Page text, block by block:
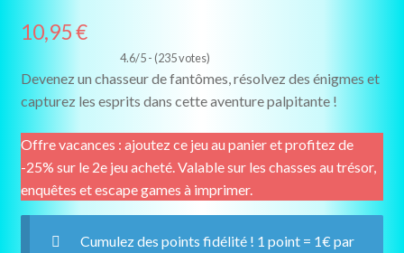
10,95€
4.6/5 - (235 votes)
Devenez un chasseur de fantômes, résolvez des énigmes et
capturez les esprits dans cette aventure palpitante !
Offre vacances : ajoutez ce jeu au panier et profitez de
-25% sur le 2e jeu acheté. Valable sur les chasses au trésor,
enquêtes et escape games à imprimer.
Cumulez des points fidélité ! 1 point = 1€ par